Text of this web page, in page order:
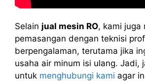
Selain jual mesin RO, kami juga
pemasangan dengan teknisi
berpengalaman, terutama jika
usaha air minum isi ulang. Jadi,
untuk menghubungi kami agar